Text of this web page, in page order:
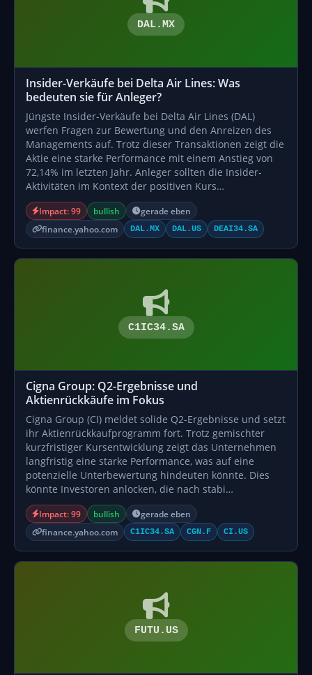
DAL.MX
Insider-Verkäufe bei Delta Air Lines: Was
bedeuten sie für Anleger?
Jüngste Insider-Verkäufe bei Delta Air Lines (DAL)
werfen Fragen zur Bewertung und den Anreizen des
Managements auf. Trotz dieser Transaktionen zeigt die
Aktie eine starke Performance mit einem Anstieg von
72,14% im letzten Jahr. Anleger sollten die Insider-
Aktivitäten im Kontext der positiven Kurs…
Impact: 99 bullish
gerade eben
finance.yahoo.com
DAL.MX DAL.US DEAI34.SA
C1IC34.SA
Cigna Group: Q2-Ergebnisse und
Aktienrückkäufe im Fokus
Cigna Group (CI) meldet solide Q2-Ergebnisse und setzt
ihr Aktienrückkaufprogramm fort. Trotz gemischter
kurzfristiger Kursentwicklung zeigt das Unternehmen
langfristig eine starke Performance, was auf eine
potenzielle Unterbewertung hindeuten könnte. Dies
könnte Investoren anlocken, die nach stabi…
Impact: 99 bullish
gerade eben
finance.yahoo.com
C1IC34.SA CGN.F CI.US
FUTU.US